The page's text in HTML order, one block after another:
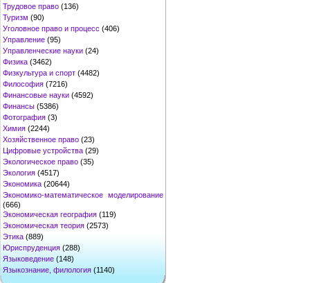
Трудовое право (136)
Туризм (90)
Уголовное право и процесс (406)
Управление (95)
Управленческие науки (24)
Физика (3462)
Физкультура и спорт (4482)
Философия (7216)
Финансовые науки (4592)
Финансы (5386)
Фотография (3)
Химия (2244)
Хозяйственное право (23)
Цифровые устройства (29)
Экологическое право (35)
Экология (4517)
Экономика (20644)
Экономико-математическое моделирование
(666)
Экономическая география (119)
Экономическая теория (2573)
Этика (889)
Юриспруденция (288)
Языковедение (148)
Языкознание, филология (1140)